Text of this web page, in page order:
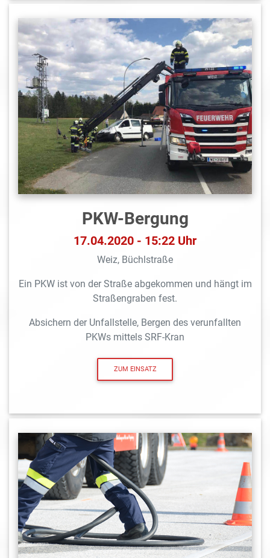
PKW-Bergung
17.04.2020 - 15:22 Uhr
Weiz, Büchlstraße
Ein PKW ist von der Straße abgekommen und hängt im
Straßengraben fest.
Absichern der Unfallstelle, Bergen des verunfallten
PKWs mittels SRF-Kran
ZUM EINSATZ